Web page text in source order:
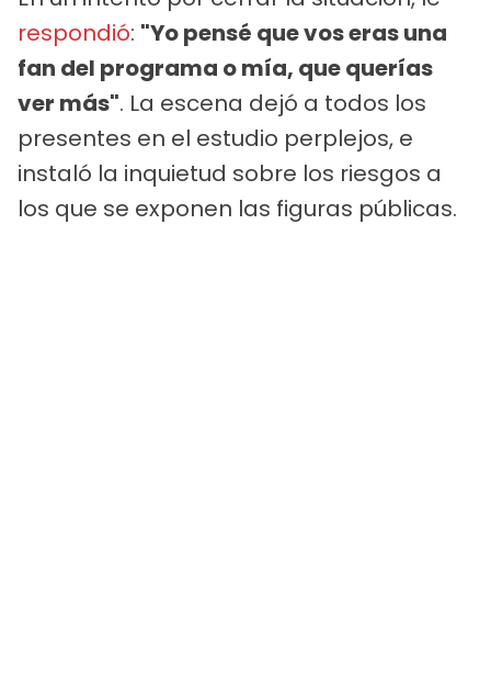
respondió: "Yo pensé que vos eras una
fan del programa o mía, que querías
ver más". La escena dejó a todos los
presentes en el estudio perplejos, e
instaló la inquietud sobre los riesgos a
los que se exponen las figuras públicas.